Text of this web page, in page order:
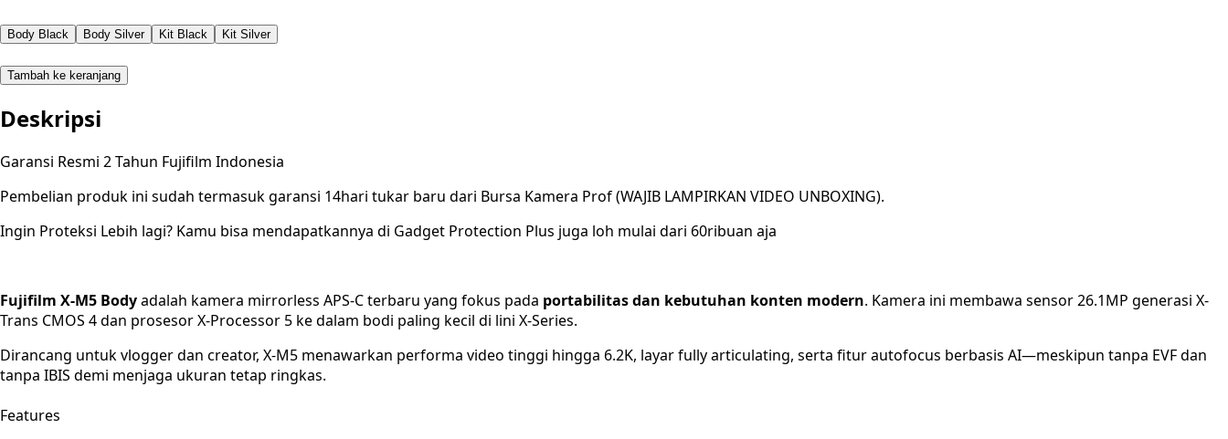
Body Black Body Silver Kit Black Kit Silver
Tambah ke keranjang
Deskripsi
Garansi Resmi 2 Tahun Fujifilm Indonesia
Pembelian produk ini sudah termasuk garansi 14hari tukar baru dari Bursa Kamera Prof (WAJIB LAMPIRKAN VIDEO UNBOXING).
Ingin Proteksi Lebih lagi? Kamu bisa mendapatkannya di Gadget Protection Plus juga loh mulai dari 60ribuan aja
Fujifilm X-M5 Bodyadalah kamera mirrorless APS-C terbaru yang fokus pada portabilitas dan kebutuhan konten modern. Kamera ini membawa sensor 26.1MP generasi X-
Trans CMOS 4 dan prosesor X-Processor 5 ke dalam bodi paling kecil di lini X-Series.
Dirancang untuk vlogger dan creator, X-M5 menawarkan performa video tinggi hingga 6.2K, layar fully articulating, serta fitur autofocus berbasis AI—meskipun tanpa EVF dan
tanpa IBIS demi menjaga ukuran tetap ringkas.
Features